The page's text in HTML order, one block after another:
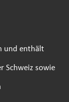
und enthält
Schweiz sowie